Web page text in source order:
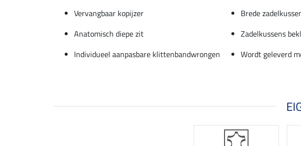
Vervangbaar kopijzer
Brede
Anatomisch diepe zit
Zadelkussens
Individueel aanpasbare klittenbandwrongen
Wordt geleverd